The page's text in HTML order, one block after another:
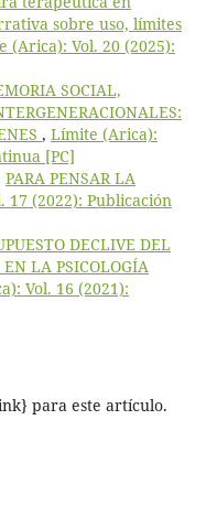
sobre uso, límites
(Arica): Vol. 20 (2025):
SOCIAL,
, Límite (Arica):
[PC]
PARA PENSAR LA
17 (2022): Publicación
DECLIVE DEL
LA PSICOLOGÍA
Vol. 16 (2021):
para este artículo.